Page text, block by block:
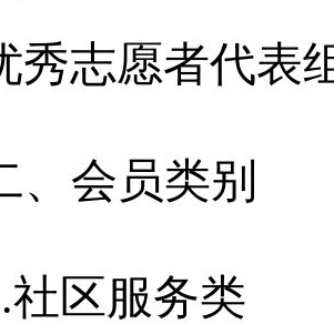
秀志愿者代表
、 会员类别
.社区服务类